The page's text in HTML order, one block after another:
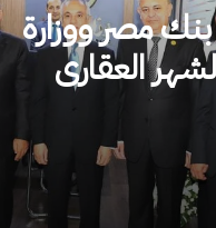
مصر ووزارة
العقاري